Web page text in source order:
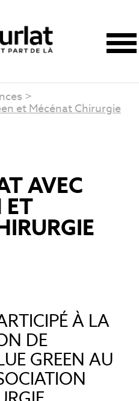
>
et Mécénat Chirurgie
AVEC
ET
À LA
DE
GREEN AU